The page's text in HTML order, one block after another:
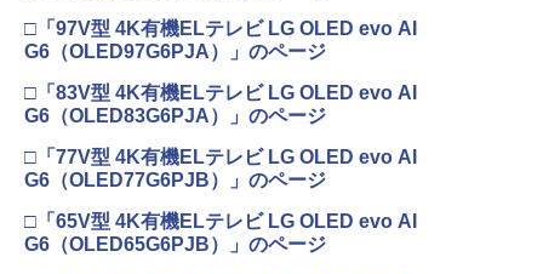
□「97V型 4K有機ELテレビ LG OLED evo AI
G6（OLED97G6PJA）」のページ
□「83V型 4K有機ELテレビ LG OLED evo AI
G6（OLED83G6PJA）」のページ
□「77V型 4K有機ELテレビ LG OLED evo AI
G6（OLED77G6PJB）」のページ
□「65V型 4K有機ELテレビ LG OLED evo AI
G6（OLED65G6PJB）」のページ